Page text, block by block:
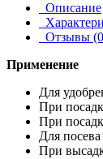
Описание
Отзывы
Применение
Для
При
При
Для
При